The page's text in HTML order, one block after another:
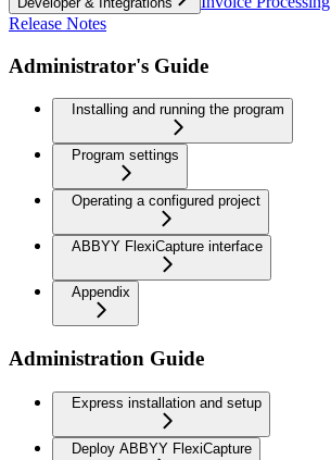
Release Notes
Administrator's Guide
Installing and running the program
Program settings
Operating a configured project
ABBYY FlexiCapture interface
Appendix
Administration Guide
Express installation and setup
Deploy ABBYY FlexiCapture